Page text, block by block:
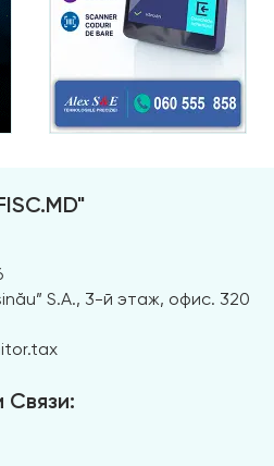
S.A., 3-й этаж, офис. 320